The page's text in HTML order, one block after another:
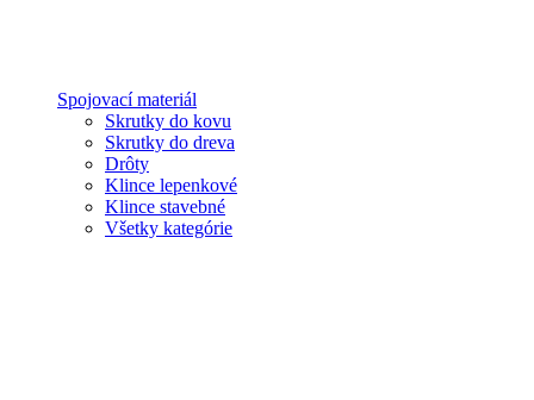
Spojovací materiál
Skrutky do kovu
Skrutky do dreva
Drôty
Klince lepenkové
Klince stavebné
Všetky kategórie